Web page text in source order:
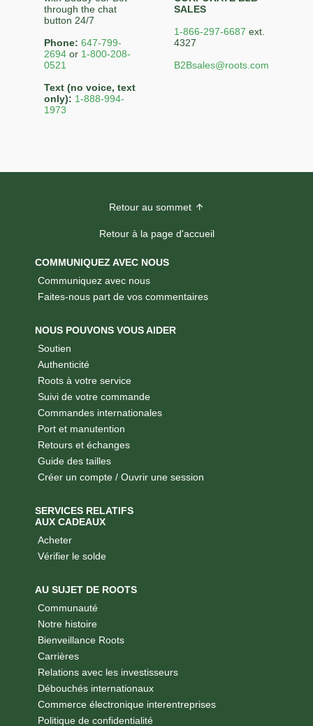
through the chat
button 24/7
Phone: 647-799-
2694 or 1-800-208-
0521
Text (no voice, text
only): 1-888-994-
1973
SALES
1-866-297-6687 ext.
4327
B2Bsales@roots.com
Retour au sommet
Retour à la page d'accueil
COMMUNIQUEZ AVEC NOUS
Communiquez avec nous
Faites-nous part de vos commentaires
NOUS POUVONS VOUS AIDER
Soutien
Authenticité
Roots à votre service
Suivi de votre commande
Commandes internationales
Port et manutention
Retours et échanges
Guide des tailles
Créer un compte / Ouvrir une session
SERVICES RELATIFS
AUX CADEAUX
Acheter
Vérifier le solde
AU SUJET DE ROOTS
Communauté
Notre histoire
Bienveillance Roots
Carrières
Relations avec les investisseurs
Débouchés internationaux
Commerce électronique interentreprises
Politique de confidentialité